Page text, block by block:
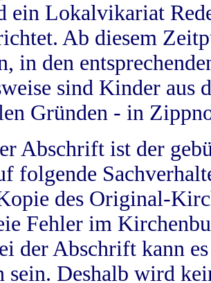
ein Lokalvikariat
Ab diesem
in den
sind Kinder aus
Gründen - in
Abschrift ist der
folgende
des Original-
Fehler im
der Abschrift kann
sein. Deshalb wird